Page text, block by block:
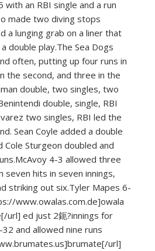
an RBI single and a run
made two diving stops
a lunging grab on a liner that
double play.The Sea Dogs
often, putting up four runs in
the second, and three in the
double, two singles, two
double, single, RBI
two singles, RBI led the
Sean Coyle added a double
Cole Sturgeon doubled and
4-3 allowed three
seven hits in seven innings,
striking out six.Tyler Mapes 6-
www.owalas.com.de]owala
url] ed just 2鈪?innings for
and allowed nine runs
url]